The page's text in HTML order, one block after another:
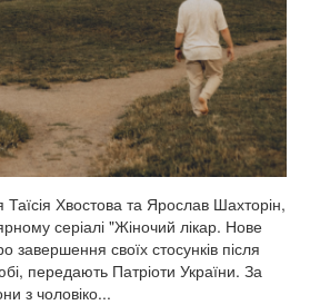
Хвостова та Ярослав Шахторін,
серіалі "Жіночий лікар. Нове
завершення своїх стосунків після
передають Патріоти України. За
з чоловіко...